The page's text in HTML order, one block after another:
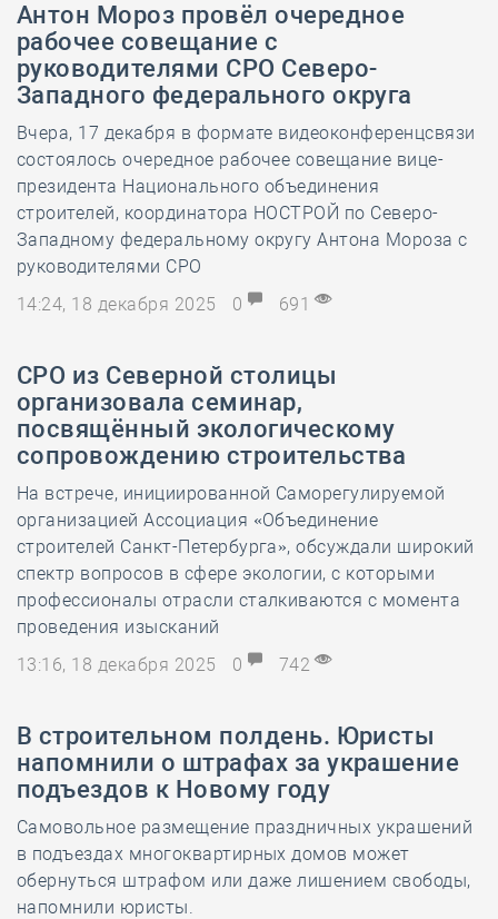
Антон Мороз провёл очередное
рабочее совещание с
руководителями СРО Северо-
Западного федерального округа
Вчера, 17 декабря в формате видеоконференцсвязи
состоялось очередное рабочее совещание вице-
президента Национального объединения
строителей, координатора НОСТРОЙ по Северо-
Западному федеральному округу Антона Мороза с
руководителями СРО
14:24, 18 декабря 2025
0 691
СРО из Северной столицы
организовала семинар,
посвящённый экологическому
сопровождению строительства
На встрече, инициированной Саморегулируемой
организацией Ассоциация «Объединение
строителей Санкт-Петербурга», обсуждали широкий
спектр вопросов в сфере экологии, с которыми
профессионалы отрасли сталкиваются с момента
проведения изысканий
13:16, 18 декабря 2025
0 742
В строительном полдень. Юристы
напомнили о штрафах за украшение
подъездов к Новому году
Самовольное размещение праздничных украшений
в подъездах многоквартирных домов может
обернуться штрафом или даже лишением свободы,
напомнили юристы.